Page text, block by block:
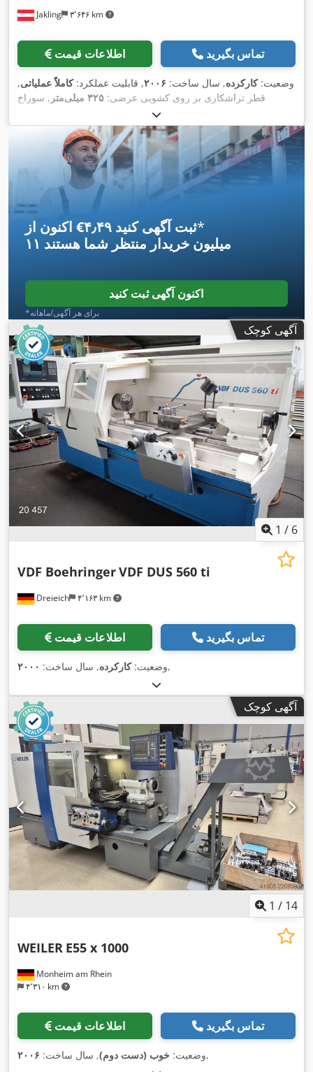
Jakling ۳٬۶۴۶ km
اطلاعات قیمت تماس بگیرید
وضعیت:کارکرده, سال ساخت: ۲۰۰۶, قابلیت عملکرد:کاملاً عملیاتی,
قطر تراشکاری بر روی کشویی عرضی: ۳۲۵ میلی‌متر
, سوراخ
, طول تراشکاری:
تراشکاری:۵۷۰ میلی‌متر , طول کل:۳٬۹۵۰ میلی‌متر
, عرض کل:
۱٬۹۰۰ میلی‌متر
, حداکثر وزن قطعه کار:۱٬۶۰۰ کیلوگرم
, وزن کل:
۴٬۳۰۰ کیلوگرم, مسافت جابجایی محور X: ۳۴۰ میلی‌متر, مسافت
حرکت محور Z:
۲٬۰۰۰ میلی‌متر ,
اکنون از ‎€۴٫۴۹ ثبت آگهی کنید*
۱۱ میلیون خریدار منتظر شما هستند
اکنون آگهی ثبت کنید
*برای هر آگهی/ماهانه
آگهی کوچک
1 / 6
Dreieich ۴٬۱۶۳ km
VDF BoehringerVDF DUS 560 ti
اطلاعات قیمت تماس بگیرید
وضعیت:کارکرده, سال ساخت: ۲۰۰۰ ,
آگهی کوچک
1 / 14
Monheim am Rhein
۴٬۳۱۰ km
WEILER E55 x 1000
اطلاعات قیمت تماس بگیرید
وضعیت: خوب (دست دوم), سال ساخت: ۲۰۰۶ ,